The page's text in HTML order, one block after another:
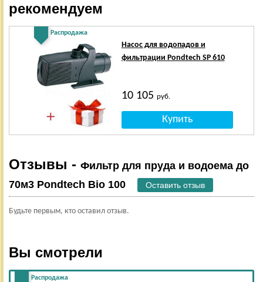
рекомендуем
Распродажа
Насос для водопадов и
фильтрации Pondtech SP 610
10 105 руб.
Отзывы - Фильтр для пруда и водоема до
70м3 Pondtech Bio 100
Оставить отзыв
Будьте первым, кто оставил отзыв.
Вы смотрели
Распродажа